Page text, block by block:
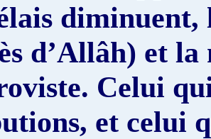
diminuent,
d’Allâh) et
Celui
et celui